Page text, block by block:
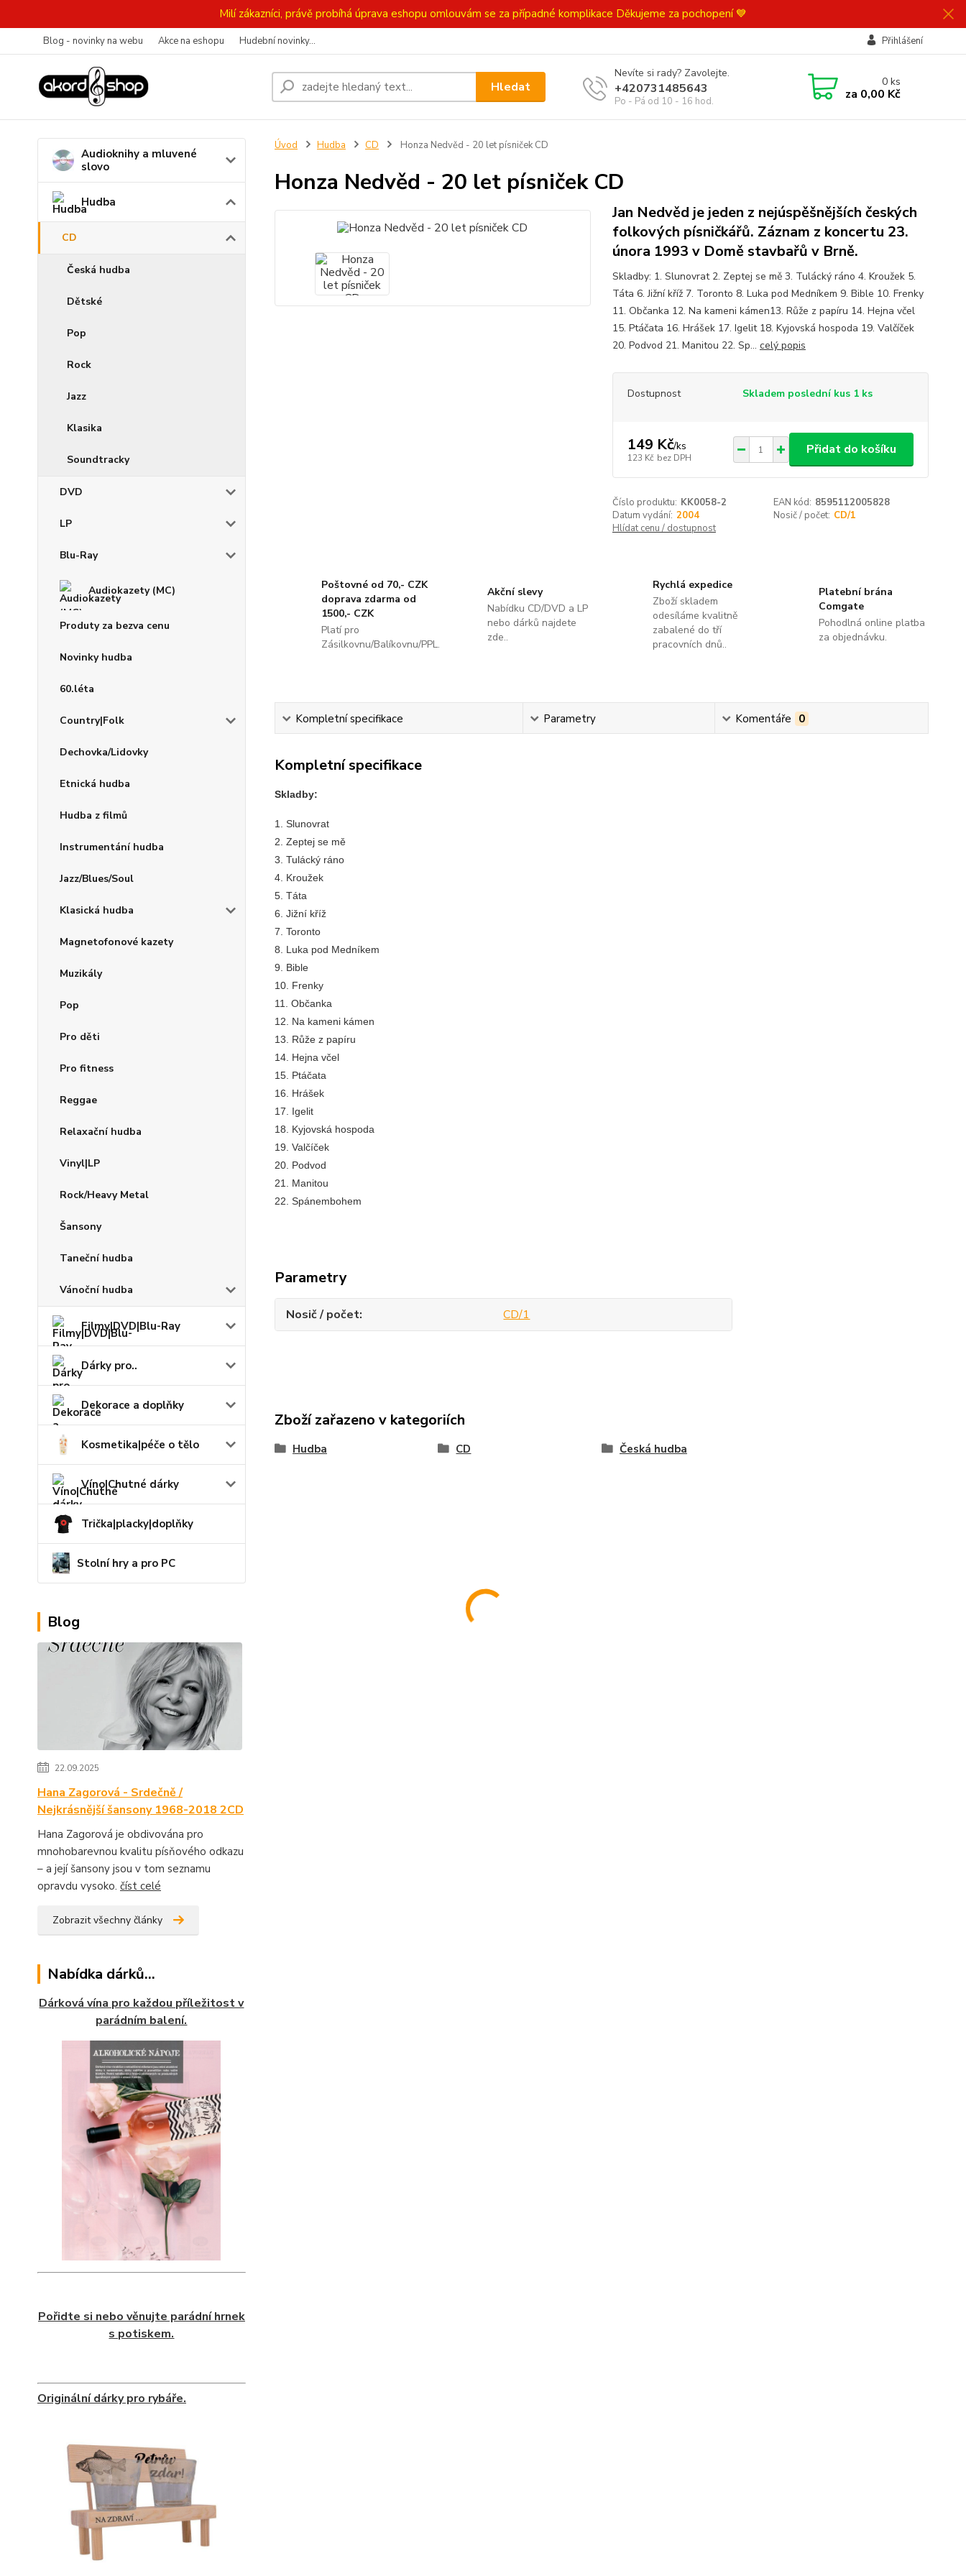
Milí zákazníci, právě probíhá úprava eshopu omlouvám se za případné komplikace Děkujeme za pochopení 💙
Blog - novinky na webu Akce na eshopu Hudební novinky... Přihlášení
Hledat
Nevíte si rady? Zavolejte.
+420731485643
Po - Pá od 10 - 16 hod.
0ks
za 0,00 Kč
Audioknihy a mluvené
slovo
Hudba
CD
Česká hudba
Dětské
Pop
Rock
Jazz
Klasika
Soundtracky
DVD
LP
Blu-Ray
Audiokazety (MC)
Produty za bezva cenu
Novinky hudba
60.léta
Country|Folk
Dechovka/Lidovky
Etnická hudba
Hudba z filmů
Instrumentání hudba
Jazz/Blues/Soul
Klasická hudba
Magnetofonové kazety
Muzikály
Pop
Pro děti
Pro fitness
Reggae
Relaxační hudba
Vinyl|LP
Rock/Heavy Metal
Šansony
Taneční hudba
Vánoční hudba
Filmy|DVD|Blu-Ray
Dárky pro..
Dekorace a doplňky
Kosmetika|péče o tělo
Víno|Chutné dárky
Trička|placky|doplňky
Stolní hry a pro PC
Blog
22.09.2025
Hana Zagorová - Srdečně /
Nejkrásnější šansony 1968-2018 2CD
Hana Zagorová je obdivována pro
mnohobarevnou kvalitu písňového odkazu
– a její šansony jsou v tom seznamu
opravdu vysoko. číst celé
Zobrazit všechny články
Nabídka dárků...
Dárková vína pro každou příležitost v
parádním balení.
Pořidte si nebo věnujte parádní hrnek
s potiskem.
Originální dárky pro rybáře.
Úvod Hudba CD Honza Nedvěd - 20 let písniček CD
Honza Nedvěd - 20 let písniček CD
Jan Nedvěd je jeden z nejúspěšnějších českých
folkových písničkářů. Záznam z koncertu 23.
února 1993 v Domě stavbařů v Brně.
Skladby: 1. Slunovrat 2. Zeptej se mě 3. Tulácký ráno 4. Kroužek 5.
Táta 6. Jižní kříž 7. Toronto 8. Luka pod Medníkem 9. Bible 10. Frenky
11. Občanka 12. Na kameni kámen13. Růže z papíru 14. Hejna včel
15. Ptáčata 16. Hrášek 17. Igelit 18. Kyjovská hospoda 19. Valčíček
20. Podvod 21. Manitou 22. Sp... celý popis
Dostupnost Skladem poslední kus 1 ks
149 Kč/ks
123 Kč bez DPH
Přidat do košíku
Číslo produktu: KK0058-2 EAN kód: 8595112005828
Datum vydání: 2004 Nosič / počet: CD/1
Hlídat cenu / dostupnost
Poštovné od 70,- CZK
doprava zdarma od
1500,- CZK
Platí pro
Zásilkovnu/Balíkovnu/PPL.
Akční slevy
Nabídku CD/DVD a LP
nebo dárků najdete
zde..
Rychlá expedice
Zboží skladem
odesíláme kvalitně
zabalené do tří
pracovních dnů..
Platební brána
Comgate
Pohodlná online platba
za objednávku.
Kompletní specifikace Parametry Komentáře 0
Kompletní specifikace
Skladby:
1. Slunovrat
2. Zeptej se mě
3. Tulácký ráno
4. Kroužek
5. Táta
6. Jižní kříž
7. Toronto
8. Luka pod Medníkem
9. Bible
10. Frenky
11. Občanka
12. Na kameni kámen
13. Růže z papíru
14. Hejna včel
15. Ptáčata
16. Hrášek
17. Igelit
18. Kyjovská hospoda
19. Valčíček
20. Podvod
21. Manitou
22. Spánembohem
Parametry
Nosič / počet CD/1
Zboží zařazeno v kategoriích
Hudba CD Česká hudba